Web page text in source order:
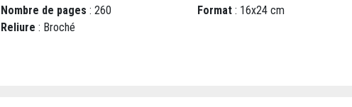
Nombre de pages : 260 Format : 16x24 cm
Reliure : Broché